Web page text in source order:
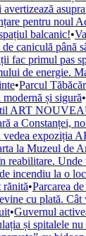
pentru noul
balcanic!•
caniculă până
fac primul pas
de energie.
•Parcul
și sigură•
ART
a Constanței,
vedea expoziția
la Muzeul de
reabilitare.
incendiu la o
rănită•Parcarea
cu plată. Cât
•Guvernul
și spitalele